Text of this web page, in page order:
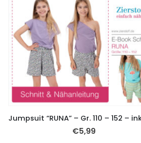
€5,99